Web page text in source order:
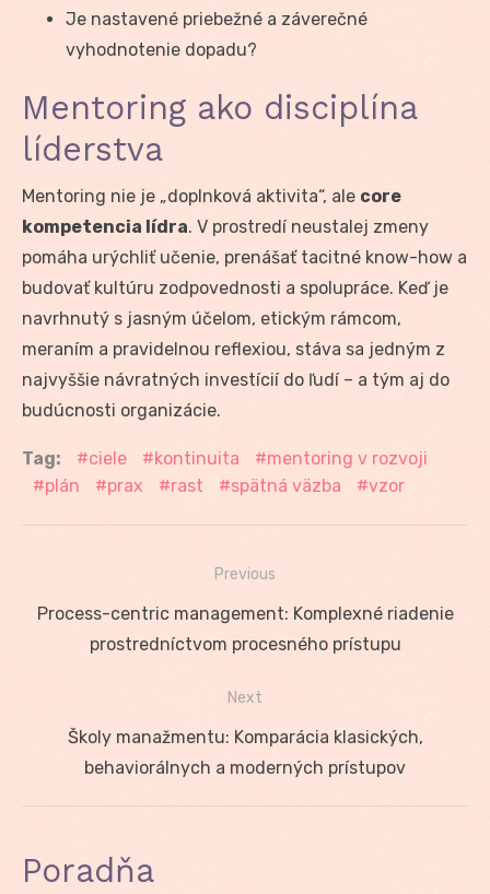
Je nastavené priebežné a záverečné
vyhodnotenie dopadu?
Mentoring ako disciplína
líderstva
Mentoring nie je „doplnková aktivita“, ale core
kompetencia lídra. V prostredí neustalej zmeny
pomáha urýchliť učenie, prenášať tacitné know-how a
budovať kultúru zodpovednosti a spolupráce. Keď je
navrhnutý s jasným účelom, etickým rámcom,
meraním a pravidelnou reflexiou, stáva sa jedným z
najvyššie návratných investícií do ľudí – a tým aj do
budúcnosti organizácie.
Tag: ciele kontinuita
mentoring v rozvoji
plán
prax rast spätná väzba vzor
Navigácia
Previous
Previous
Process-centric management: Komplexné riadenie
prostredníctvom procesného prístupu
Next
NextŠkoly manažmentu: Komparácia klasických,
behaviorálnych a moderných prístupov
Poradňa